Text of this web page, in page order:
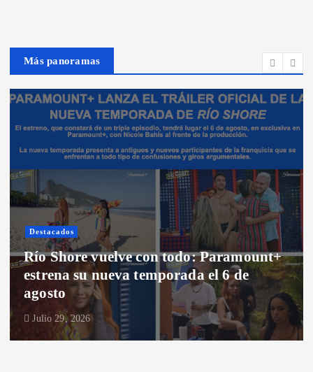
Más panoramas
Santiago
Anota este estreno: Dexter
Nueva York en la segunda
“Dexter: Resurrection”
Julio 28, 2026